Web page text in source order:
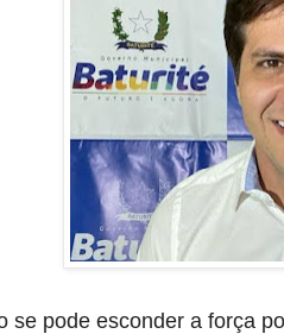
se pode esconder a força